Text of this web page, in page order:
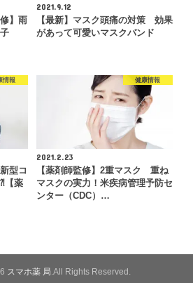
】雨
2021.9.12
【最新】マスク頭痛の対策 効果
があって可愛いマスクバンド
情報
型コ
【薬
健康情報
2021.2.23
【薬剤師監修】2重マスク 重ね
マスクの実力！米疾病管理予防セ
ンター（CDC）…
スマホ薬 局 .All Rights Reserved.